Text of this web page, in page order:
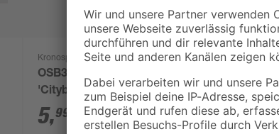
Kronospan
OSB3-Verlegeplatte
'Cityboard'
ungeschliffen 1690 x
634 x 12 mm
5,99
/ m²
9 x 9 x 180 cm
15,49€